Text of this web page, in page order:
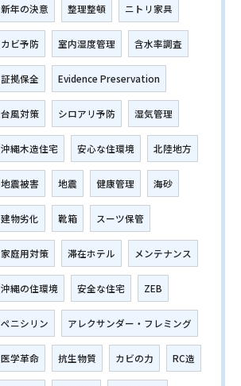
新年の決意 整理整頓 ニトリ家具
カビ予防 室内湿度管理 含水率調査
証拠保全 Evidence Preservation
台風対策 シロアリ予防 湿気管理
沖縄木造住宅 安心な住環境 北陸地方
地震被害 地震 健康管理 海砂
建物劣化 靴箱 スーツ保管
家庭用対策 滞在ホテル メンテナンス
沖縄の住環境 安全な住宅 ZEB
ペニシリン アレクサンダー・フレミング
医学革命 抗生物質 カビの力 RC造